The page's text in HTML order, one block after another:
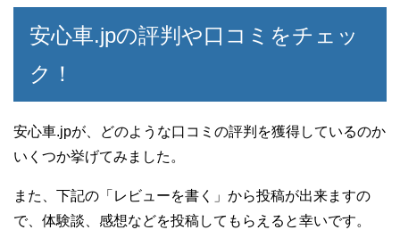
安心車.jpの評判や口コミをチェッ
ク！
安心車.jpが、どのような口コミの評判を獲得しているのか
いくつか挙げてみました。
また、下記の「レビューを書く」から投稿が出来ますの
で、体験談、感想などを投稿してもらえると幸いです。